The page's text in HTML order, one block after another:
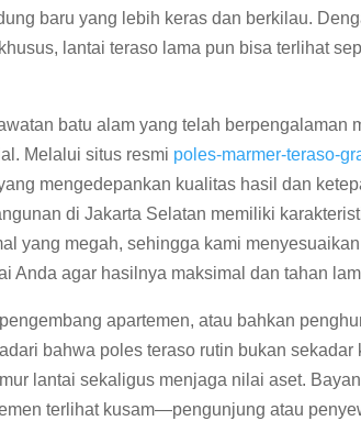
baru yang lebih keras dan berkilau.
lantai teraso lama pun bisa terlihat
batu alam yang telah berpengalaman
Melalui situs resmi poles-marmer-teraso-
mengedepankan kualitas hasil dan
di Jakarta Selatan memiliki
yang megah, sehingga kami
Anda agar hasilnya maksimal dan tahan
apartemen, atau bahkan
bahwa poles teraso rutin bukan sekadar
lantai sekaligus menjaga nilai aset.
terlihat kusam—pengunjung atau